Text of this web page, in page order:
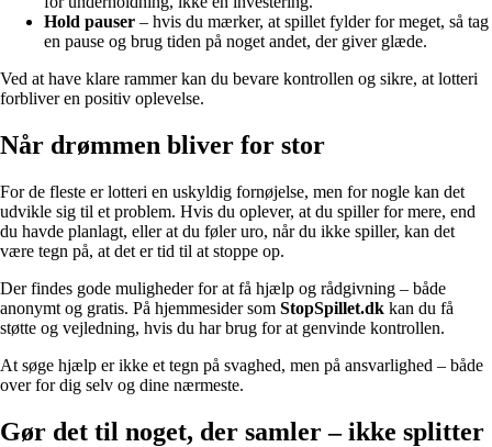
Hold pauser – hvis du mærker, at spillet fylder for meget, så tag
en pause og brug tiden på noget andet, der giver glæde.
Ved at have klare rammer kan du bevare kontrollen og sikre, at lotteri
forbliver en positiv oplevelse.
Når drømmen bliver for stor
For de fleste er lotteri en uskyldig fornøjelse, men for nogle kan det
udvikle sig til et problem. Hvis du oplever, at du spiller for mere, end
du havde planlagt, eller at du føler uro, når du ikke spiller, kan det
være tegn på, at det er tid til at stoppe op.
Der findes gode muligheder for at få hjælp og rådgivning – både
anonymt og gratis. På hjemmesider som StopSpillet.dk kan du få
støtte og vejledning, hvis du har brug for at genvinde kontrollen.
At søge hjælp er ikke et tegn på svaghed, men på ansvarlighed – både
over for dig selv og dine nærmeste.
Gør det til noget, der samler – ikke splitter